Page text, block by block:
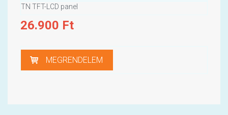
TN TFT-LCD panel
26.900 Ft
MEGRENDELEM